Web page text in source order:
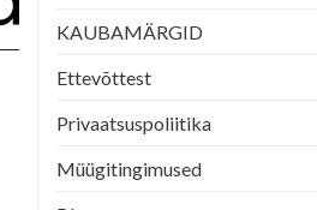
KAUBAMÄRGID
Ettevõttest
Privaatsuspoliitika
Müügitingimused